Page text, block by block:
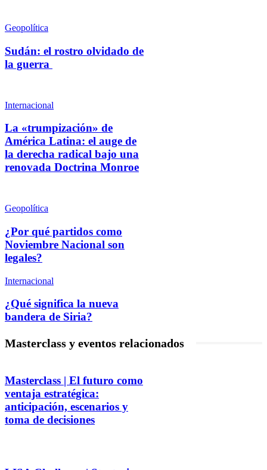
Geopolítica
Sudán: el rostro olvidado de
la guerra
Internacional
La «trumpización» de
América Latina: el auge de
la derecha radical bajo una
renovada Doctrina Monroe
Geopolítica
¿Por qué partidos como
Noviembre Nacional son
legales?
Internacional
¿Qué significa la nueva
bandera de Siria?
Masterclass y eventos relacionados
Masterclass | El futuro como
ventaja estratégica:
anticipación, escenarios y
toma de decisiones